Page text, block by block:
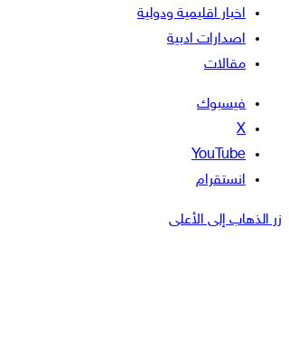
اخبار اقليمية ودولية
اصدارات ادبية
مقالات
فيسبوك
‫X
‫YouTube
انستقرام
زر الذهاب إلى الأعلى